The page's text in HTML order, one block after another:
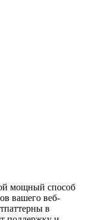
мощный способ
вашего веб-
в